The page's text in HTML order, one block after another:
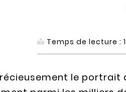
Temps de lecture : 1
le portrait